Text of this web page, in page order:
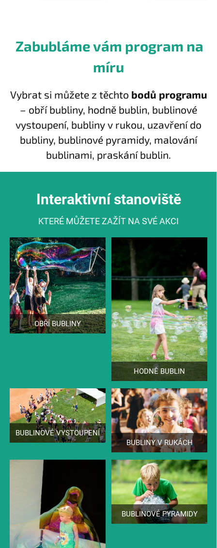
Zabubláme vám program na
míru
Vybrat si můžete z těchto bodů programu
– obří bubliny, hodně bublin, bublinové
vystoupení, bubliny v rukou, uzavření do
bubliny, bublinové pyramidy, malování
bublinami, praskání bublin.
Interaktivní stanoviště
KTERÉ MŮŽETE ZAŽÍT NA SVÉ AKCI
OBŘÍ BUBLINY
HODNĚ BUBLIN
BUBLINOVÉ VYSTOUPENÍ
BUBLINY V RUKÁCH
BUBLINOVÉ PYRAMIDY